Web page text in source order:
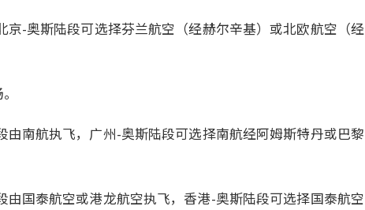
-奥斯陆段可选择芬兰航空（经赫尔辛基）或北欧航空（经
南航执飞，广州-奥斯陆段可选择南航经阿姆斯特丹或巴黎
国泰航空或港龙航空执飞，香港-奥斯陆段可选择国泰航空